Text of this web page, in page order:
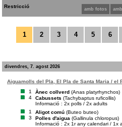
Restricció amb fotos
1 2 3 4 5 6
divendres, 7. agost 2026
Aiguamolls del Pla, El Pla de Santa Maria / el
1
Ànec collverd (Anas platyrhynchos)
4
Cabussets (Tachybaptus ruficollis)
Informació : 2x polls / 2x adults
1
Aligot comú (Buteo buteo)
3
Polles d'aigua (Gallinula chloropus)
Informació : 2x 1r any calendari / 1x